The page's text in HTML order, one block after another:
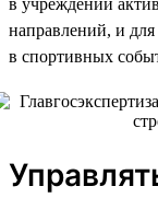
направлений, и для
в спортивных